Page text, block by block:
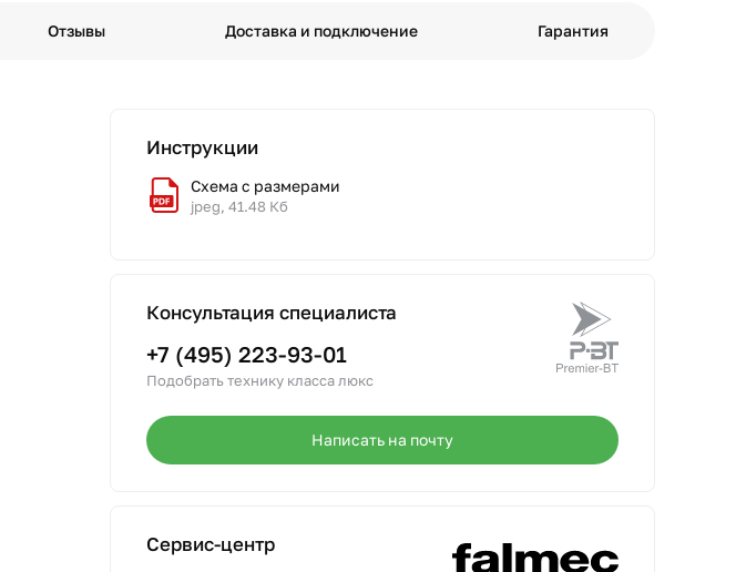
Отзывы Доставка и подключение Гарантия
Инструкции
Схема с размерами
jpeg, 41.48 Кб
Консультация специалиста
+7 (495) 223-93-01
Подобрать технику класса люкс
Написать на почту
Сервис-центр